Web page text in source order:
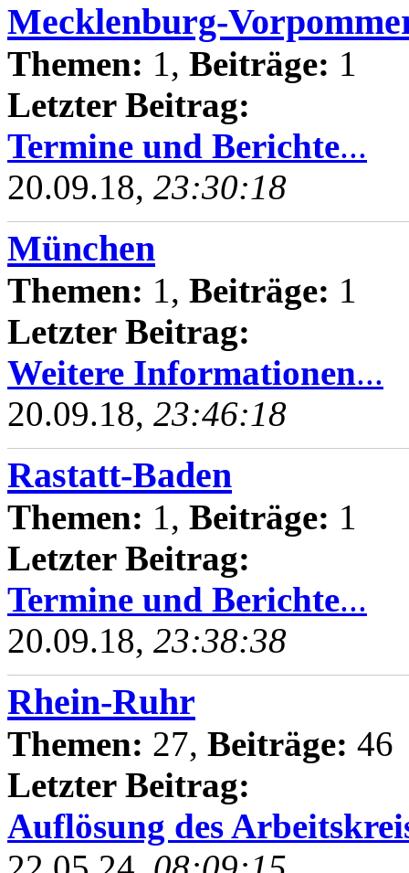
Mecklenburg-
Themen: 1, Beiträge: 1
Letzter Beitrag:
Termine und Berichte...
20.09.18, 23:30:18
München
Themen: 1, Beiträge: 1
Letzter Beitrag:
Weitere Informationen...
20.09.18, 23:46:18
Rastatt-Baden
Themen: 1, Beiträge: 1
Letzter Beitrag:
Termine und Berichte...
20.09.18, 23:38:38
Rhein-Ruhr
Themen: 27, Beiträge: 46
Letzter Beitrag:
Auflösung des